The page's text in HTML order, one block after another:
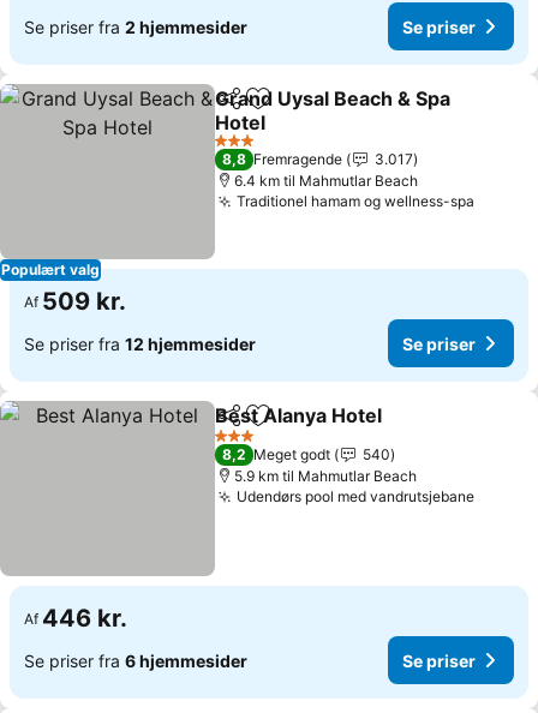
Se priser fra 2 hjemmesider Se priser
Populært valg
Del Føj til favoritter
Grand Uysal Beach & Spa
Hotel
Se priser
3 Stjerner
8,8 Fremragende
3.017
6.4 km til Mahmutlar Beach
Traditionel hamam og wellness-spa
Af 509 kr.
Se priser fra 12 hjemmesider Se priser
Del Føj til favoritter
Best Alanya Hotel
3 Stjerner
8,2 Meget godt
540
5.9 km til Mahmutlar Beach
Udendørs pool med vandrutsjebaneSe
Af 446 kr.
Se priser fra 6 hjemmesider Se priser